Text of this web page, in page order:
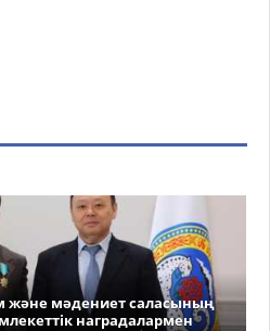
және мәдениет саласының
наградалармен